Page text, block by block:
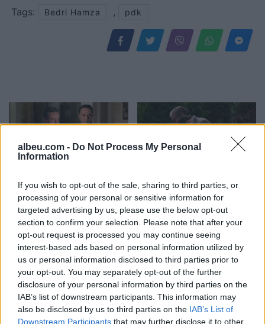
albeu.com - Do Not Process My Personal
Information
If you wish to opt-out of the sale, sharing to third parties, or
processing of your personal or sensitive information for
targeted advertising by us, please use the below opt-out
section to confirm your selection. Please note that after your
opt-out request is processed you may continue seeing
interest-based ads based on personal information utilized by
us or personal information disclosed to third parties prior to
your opt-out. You may separately opt-out of the further
disclosure of your personal information by third parties on the
IAB’s list of downstream participants. This information may
also be disclosed by us to third parties on the IAB’s List of
Downstream Participants that may further disclose it to other
Tags:
Bedri Hamza , pdk
Sinani: LDK-ja nuk
bashkëqeveris me Kurtin
pa një marrëveshje të
plotë
Imeri pas takimit
Zelensky–Vuçiq:
Presidenti ukrainas iu
afrua “hijes së Putinit” në
Ballkan
Bushati: Zelenskyy duhej Gjendja në pikat kufitare,